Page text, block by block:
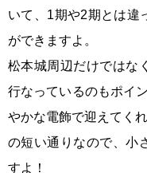
いて、1期や2期とは違
ができますよ。
松本城周辺だけではな
行なっているのもポイ
やかな電飾で迎えてく
の短い通りなので、小
すよ！